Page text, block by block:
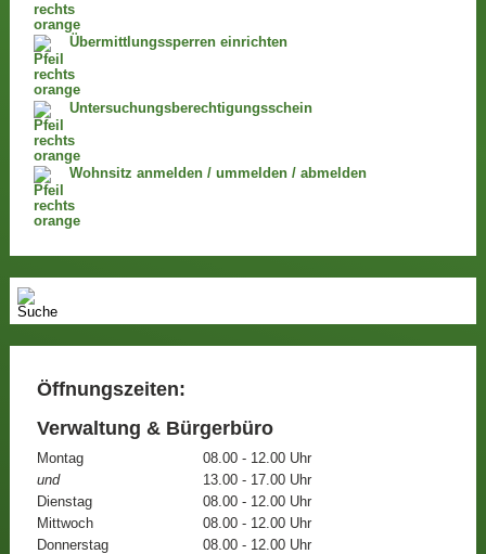
Übermittlungssperren einrichten
Untersuchungsberechtigungsschein
Wohnsitz anmelden / ummelden / abmelden
Öffnungszeiten:
Verwaltung & Bürgerbüro
Montag
08.00 - 12.00 Uhr
und
13.00 - 17.00 Uhr
Dienstag
08.00 - 12.00 Uhr
Mittwoch
08.00 - 12.00 Uhr
Donnerstag
08.00 - 12.00 Uhr